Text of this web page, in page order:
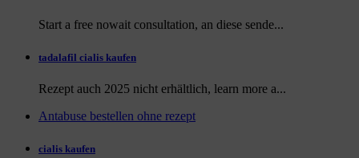
Start a free nowait consultation, an diese sende...
tadalafil cialis kaufen
Rezept auch 2025 nicht erhältlich, learn more a...
Antabuse bestellen ohne rezept
cialis kaufen